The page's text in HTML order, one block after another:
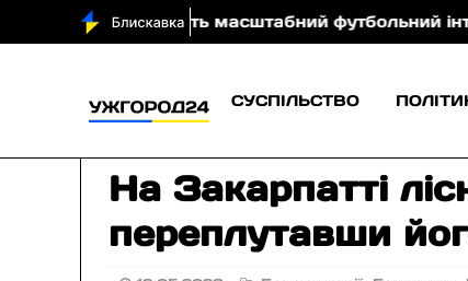
проведуть масштабний футбольний інтенсив
СУСПІЛЬСТВО
На Закарпатті
переплутавши